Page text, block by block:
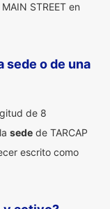
STREET en
sede o de una
de 8
sede de TARCAP
escrito como